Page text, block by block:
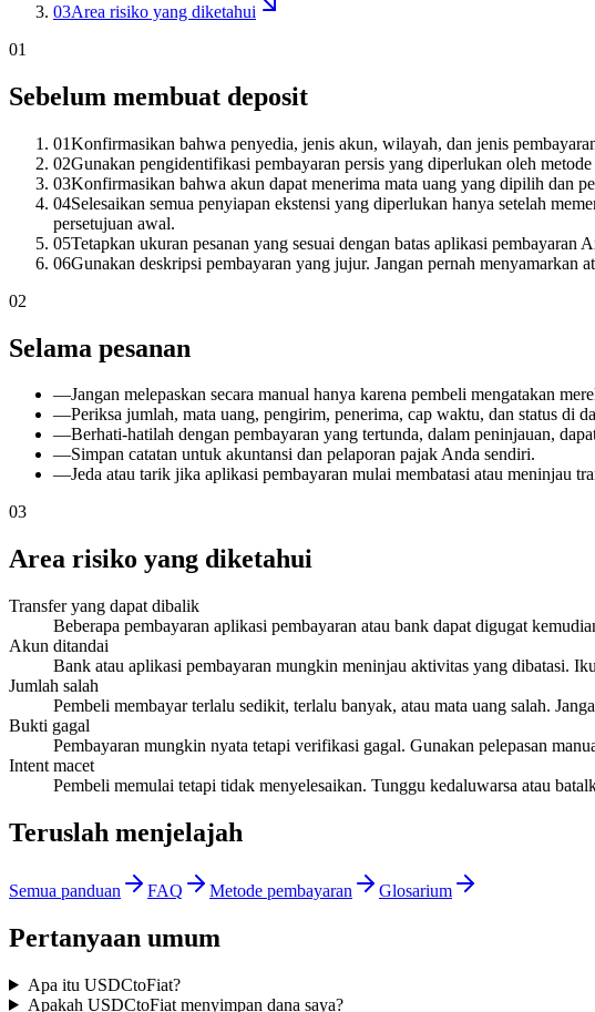
03Area risiko yang diketahui
01
Sebelum membuat deposit
01Konfirmasikan bahwa penyedia, jenis akun, wilayah, dan jenis
02Gunakan pengidentifikasi pembayaran persis yang diperlukan oleh
03Konfirmasikan bahwa akun dapat menerima mata uang yang dipilih dan
04Selesaikan semua penyiapan ekstensi yang diperlukan hanya setelah
persetujuan awal.
05Tetapkan ukuran pesanan yang sesuai dengan batas aplikasi pembayaran
06Gunakan deskripsi pembayaran yang jujur. Jangan pernah menyamarkan
02
Selama pesanan
—Jangan melepaskan secara manual hanya karena pembeli mengatakan
—Periksa jumlah, mata uang, pengirim, penerima, cap waktu, dan status di
—Berhati-hatilah dengan pembayaran yang tertunda, dalam peninjauan,
—Simpan catatan untuk akuntansi dan pelaporan pajak Anda sendiri.
—Jeda atau tarik jika aplikasi pembayaran mulai membatasi atau meninjau
03
Area risiko yang diketahui
Transfer yang dapat dibalik
Beberapa pembayaran aplikasi pembayaran atau bank dapat digugat
Akun ditandai
Bank atau aplikasi pembayaran mungkin meninjau aktivitas yang dibatasi.
Jumlah salah
Pembeli membayar terlalu sedikit, terlalu banyak, atau mata uang salah.
Bukti gagal
Pembayaran mungkin nyata tetapi verifikasi gagal. Gunakan pelepasan
Intent macet
Pembeli memulai tetapi tidak menyelesaikan. Tunggu kedaluwarsa atau
Teruslah menjelajah
Semua panduan FAQ Metode pembayaran Glosarium
Pertanyaan umum
Apa itu USDCtoFiat?
Apakah USDCtoFiat menyimpan dana saya?